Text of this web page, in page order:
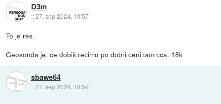
D3m
::27. sep 2024, 10:57
To je res.
Geosonda je, če dobiš recimo po dobri ceni tam cca. 18k
sbawe64
::27. sep 2024, 10:59